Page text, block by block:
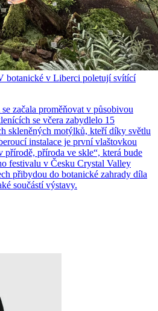
botanické v Liberci poletují svítící
začala proměňovat v působivou
se včera zabydlelo 15
skleněných motýlků, kteří díky světlu
instalace je první vlaštovkou
přírodě, příroda ve skle“, která bude
festivalu v Česku Crystal Valley
přibydou do botanické zahrady díla
součástí výstavy.